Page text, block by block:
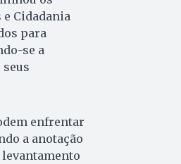
Cidadania
para
se a
enfrentar
a anotação